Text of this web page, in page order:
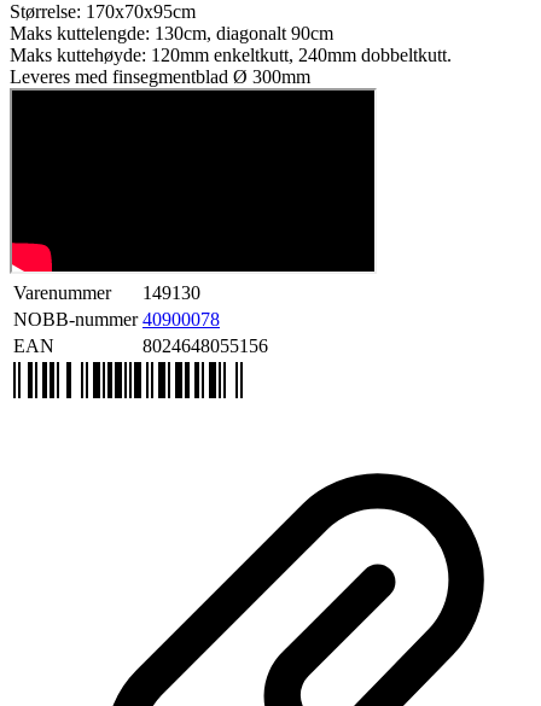
Størrelse: 170x70x95cm
Maks kuttelengde: 130cm, diagonalt 90cm
Maks kuttehøyde: 120mm enkeltkutt, 240mm dobbeltkutt.
Leveres med finsegmentblad Ø 300mm
Varenummer
149130
NOBB-nummer 40900078
EAN
8024648055156